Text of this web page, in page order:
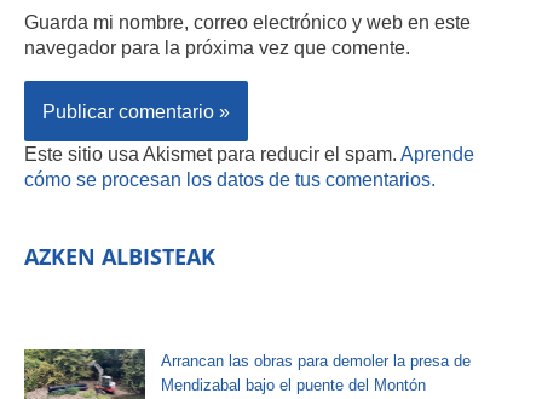
Guarda mi nombre, correo electrónico y web en este
navegador para la próxima vez que comente.
Este sitio usa Akismet para reducir el spam. Aprende
cómo se procesan los datos de tus comentarios.
AZKEN ALBISTEAK
Arrancan las obras para demoler la presa de
Mendizabal bajo el puente del Montón